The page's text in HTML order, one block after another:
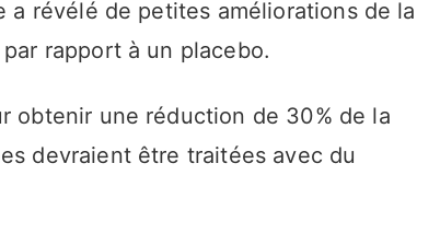
a révélé de petites améliorations de la
rapport à un placebo.
obtenir une réduction de 30% de la
devraient être traitées avec du